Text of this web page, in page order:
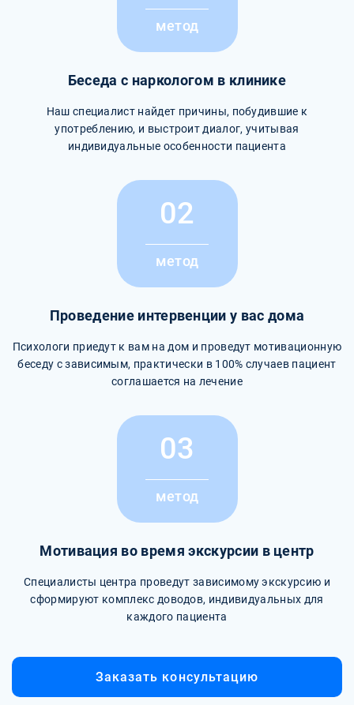
метод
Беседа с наркологом в клинике
Наш специалист найдет причины, побудившие к
употреблению, и выстроит диалог, учитывая
индивидуальные особенности пациента
02
метод
Проведение интервенции у вас дома
Психологи приедут к вам на дом и проведут мотивационную
беседу с зависимым, практически в 100% случаев пациент
соглашается на лечение
03
метод
Мотивация во время экскурсии в центр
Специалисты центра проведут зависимому экскурсию и
сформируют комплекс доводов, индивидуальных для
каждого пациента
Заказать консультацию